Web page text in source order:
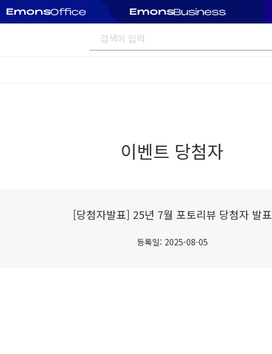
사
이벤트 당첨자
[당첨자발표] 25년 7월 포토리뷰 당첨자 발표
등록일: 2025-08-05